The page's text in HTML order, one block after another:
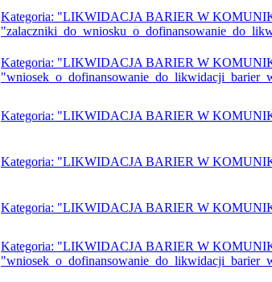
Kategoria: "LIKWIDACJA BARIER W
Kategoria: "LIKWIDACJA BARIER W
Kategoria: "LIKWIDACJA BARIER W
Kategoria: "LIKWIDACJA BARIER W
Kategoria: "LIKWIDACJA BARIER W
Kategoria: "LIKWIDACJA BARIER W